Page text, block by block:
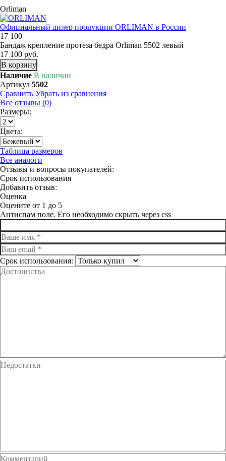
Orliman
Официальный дилер продукции ORLIMAN в России
17 100
Бандаж крепление протеза бедра Orliman 5502 левый
17 100 руб.
В корзину
Наличие В наличии
Артикул 5502
Сравнить Убрать из сравнения
Все отзывы (0)
Размеры:
Цвета:
Таблица размеров
Все аналоги
Отзывы и вопросы покупателей:
Срок использования
Добавить отзыв:
Оценка
Оцените от 1 до 5
Антиспам поле. Его необходимо скрыть через css
Срок использования: